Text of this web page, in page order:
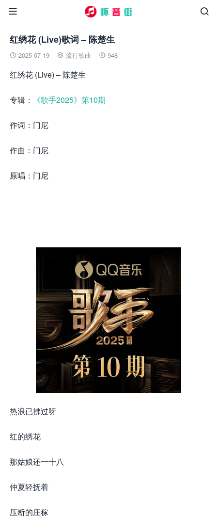


红绣花 (Live)歌词 – 陈楚生
 2025-07-19  流行歌曲  948
红绣花 (Live) – 陈楚生
专辑： 《歌手2025》第10期
作词：门尼
作曲：门尼
原唱：门尼
热浪已拂过呀
红的绣花
那姑娘还一十八
仲夏轻抚着
压断的庄稼